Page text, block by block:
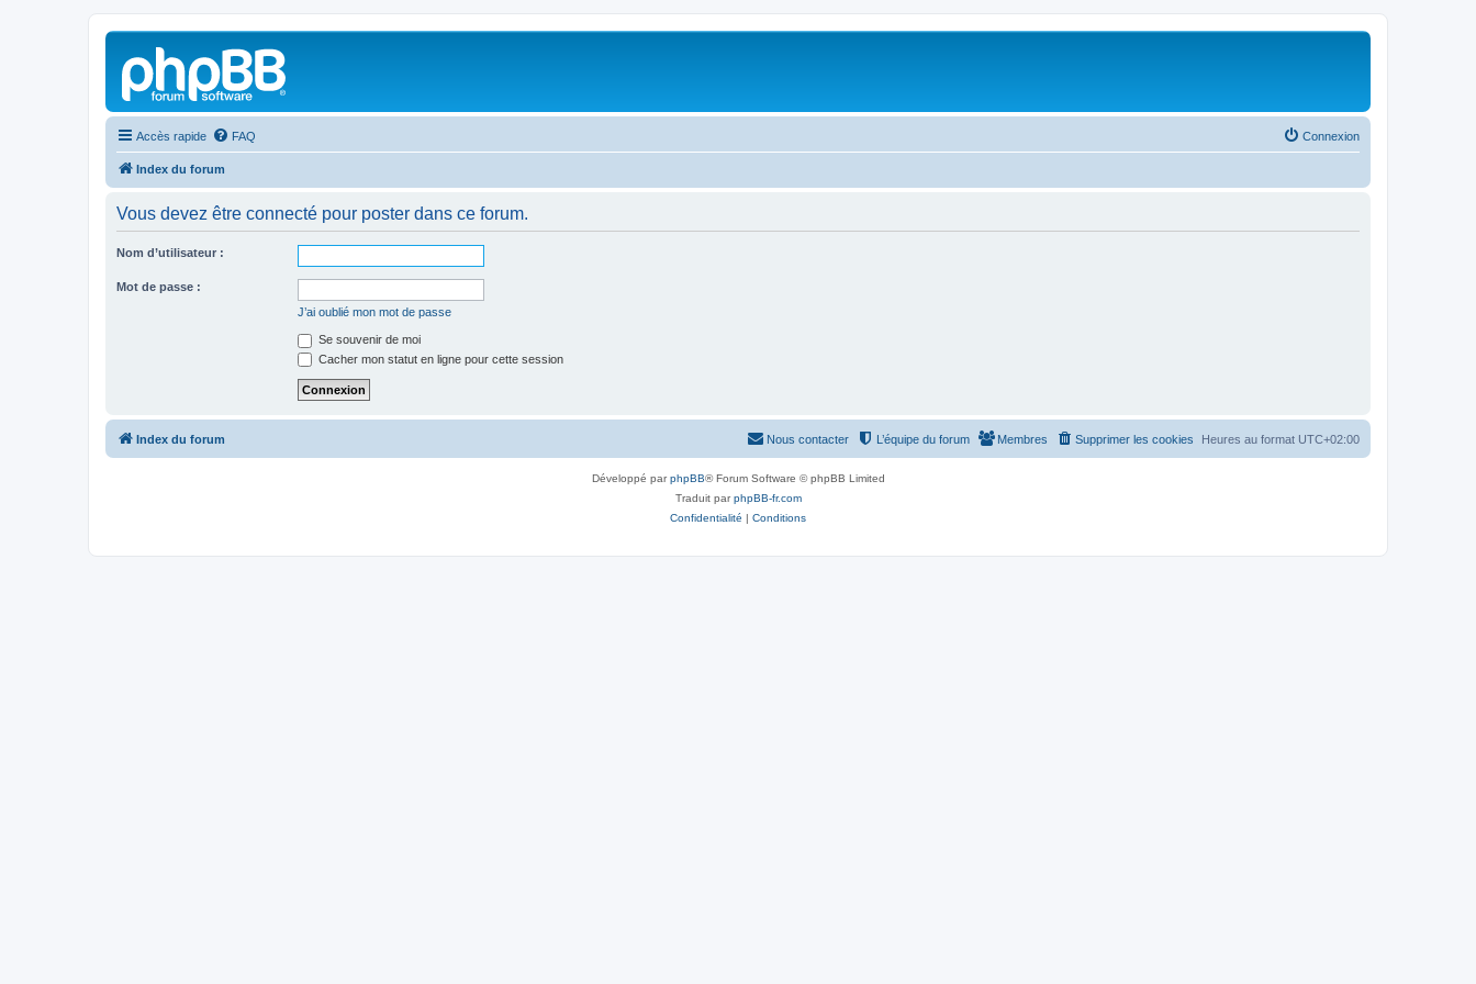
Accès rapide FAQ Connexion
Index du forum
Vous devez être connecté pour poster dans ce forum.
Nom d’utilisateur :
Mot de passe :
J’ai oublié mon mot de passe
Se souvenir de moi
Cacher mon statut en ligne pour cette session
Index du forum Heures au format UTC+02:00
Supprimer les cookies
Membres
L’équipe du forum
Nous contacter
Développé parphpBB® Forum Software © phpBB Limited
Traduit parphpBB-fr.com
Confidentialité | Conditions